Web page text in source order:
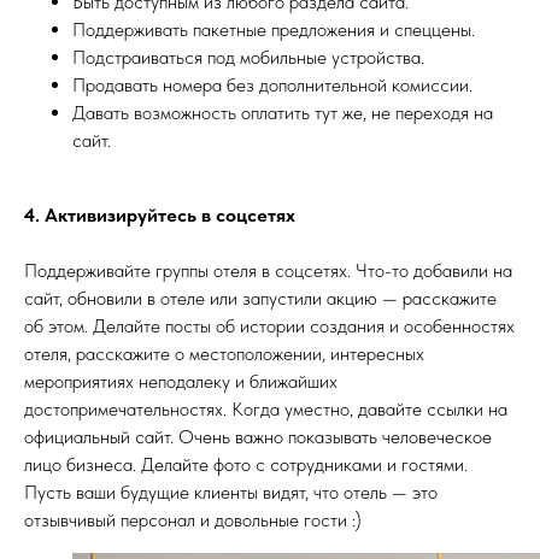
Поддерживать пакетные предложения и спеццены.
Подстраиваться под мобильные устройства.
Продавать номера без дополнительной комиссии.
Давать возможность оплатить тут же, не переходя на
сайт.
4. Активизируйтесь в соцсетях
Поддерживайте группы отеля в соцсетях. Что-то добавили на
сайт, обновили в отеле или запустили акцию — расскажите
об этом. Делайте посты об истории создания и особенностях
отеля, расскажите о местоположении, интересных
мероприятиях неподалеку и ближайших
достопримечательностях. Когда уместно, давайте ссылки на
официальный сайт. Очень важно показывать человеческое
лицо бизнеса. Делайте фото с сотрудниками и гостями.
Пусть ваши будущие клиенты видят, что отель — это
отзывчивый персонал и довольные гости :)